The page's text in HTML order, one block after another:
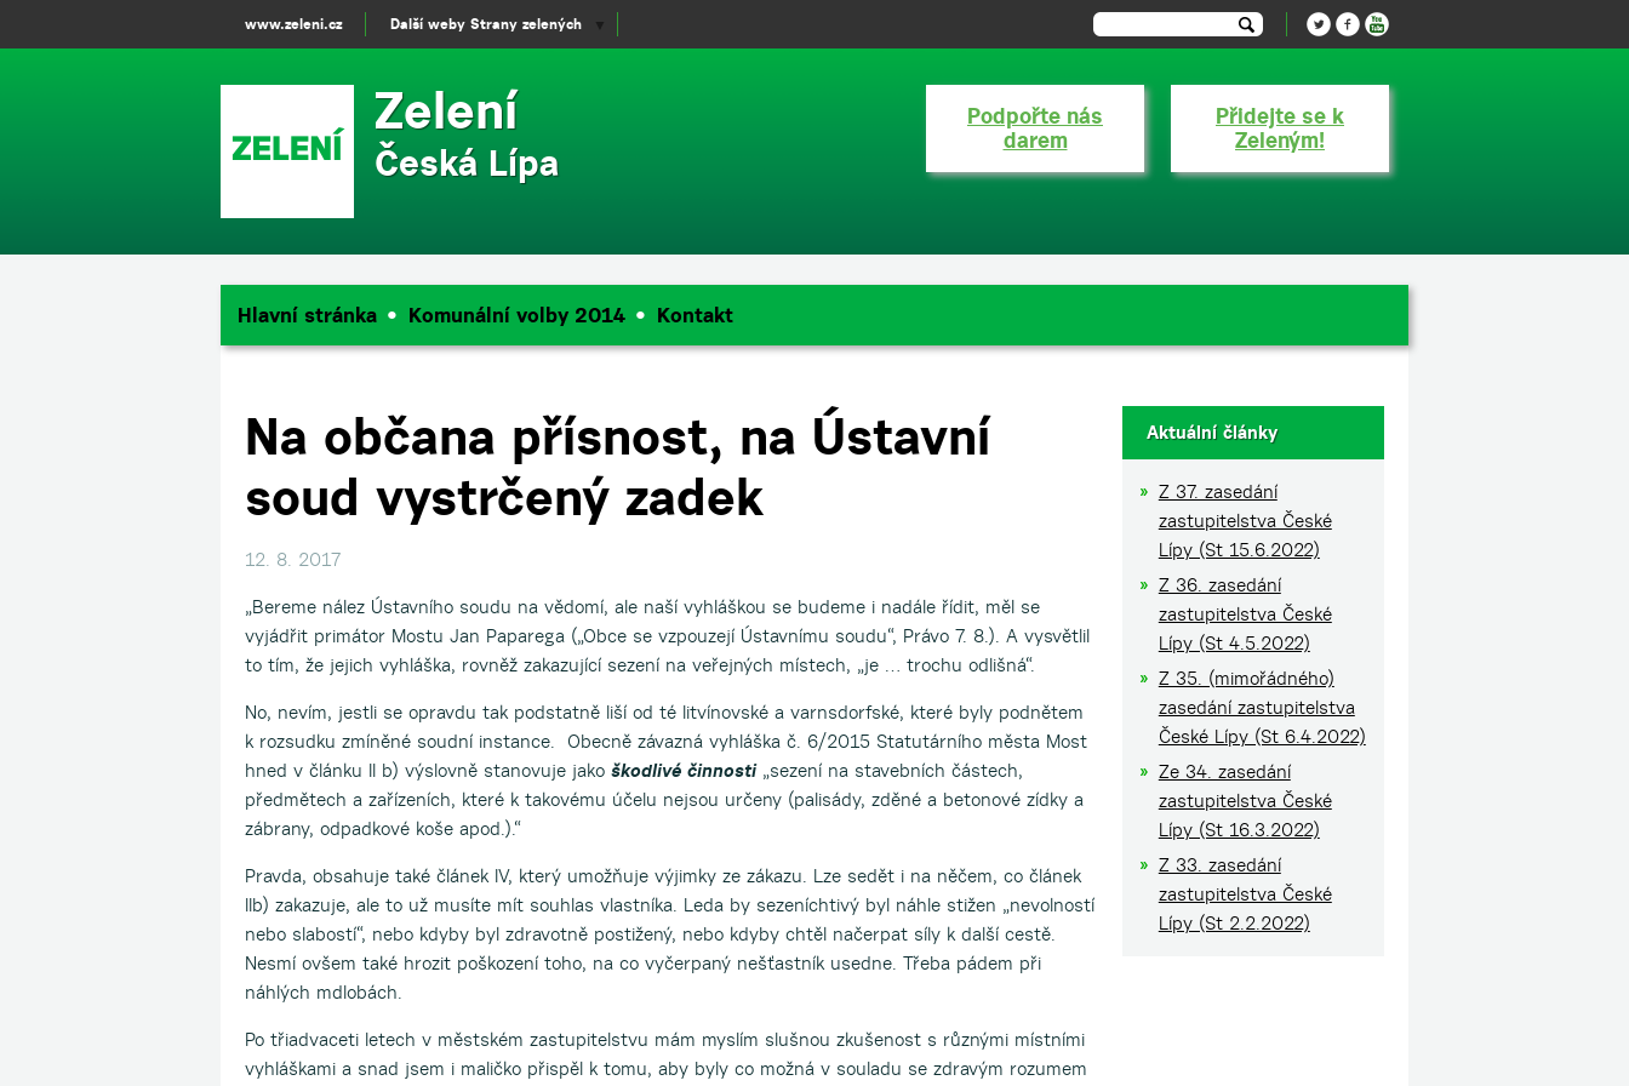
Zelení
Česká Lípa
Přidejte se k
Zeleným!
Podpořte nás
darem
Hlavní stránka Komunální volby 2014 Kontakt
Na občana přísnost, na Ústavní
soud vystrčený zadek
12. 8. 2017
„Bereme nález Ústavního soudu na vědomí, ale naší vyhláškou se budeme i nadále řídit, měl se
vyjádřit primátor Mostu Jan Paparega („Obce se vzpouzejí Ústavnímu soudu“, Právo 7. 8.). A vysvětlil
to tím, že jejich vyhláška, rovněž zakazující sezení na veřejných místech, „je … trochu odlišná“.
No, nevím, jestli se opravdu tak podstatně liší od té litvínovské a varnsdorfské, které byly podnětem
k rozsudku zmíněné soudní instance. Obecně závazná vyhláška č. 6/2015 Statutárního města Most
hned v článku II b) výslovně stanovuje jako škodlivé činnosti„sezení na stavebních částech,
předmětech a zařízeních, které k takovému účelu nejsou určeny (palisády, zděné a betonové zídky a
zábrany, odpadkové koše apod.).“
Pravda, obsahuje také článek IV, který umožňuje výjimky ze zákazu. Lze sedět i na něčem, co článek
IIb) zakazuje, ale to už musíte mít souhlas vlastníka. Leda by sezeníchtivý byl náhle stižen „nevolností
nebo slabostí“, nebo kdyby byl zdravotně postižený, nebo kdyby chtěl načerpat síly k další cestě.
Nesmí ovšem také hrozit poškození toho, na co vyčerpaný nešťastník usedne. Třeba pádem při
náhlých mdlobách.
Po třiadvaceti letech v městském zastupitelstvu mám myslím slušnou zkušenost s různými místními
vyhláškami a snad jsem i maličko přispěl k tomu, aby byly co možná v souladu se zdravým rozumem
Aktuální články
Z 37. zasedání
zastupitelstva České
Lípy (St 15.6.2022)
Z 36. zasedání
zastupitelstva České
Lípy (St 4.5.2022)
Z 35. (mimořádného)
zasedání zastupitelstva
České Lípy (St 6.4.2022)
Ze 34. zasedání
zastupitelstva České
Lípy (St 16.3.2022)
Z 33. zasedání
zastupitelstva České
Lípy (St 2.2.2022)
www.zeleni.cz Další weby Strany zelených ▼